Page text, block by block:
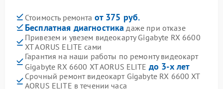
Стоимость ремонта от 375 руб.
Бесплатная диагностика даже при отказе
Привезем и увезем видеокарту Gigabyte RX 6600
XT AORUS ELITE сами
Гарантия на наши работы по ремонту видеокарт
Gigabyte RX 6600 XT AORUS ELITE до 3-х лет
Срочный ремонт видеокарт Gigabyte RX 6600 XT
AORUS ELITE в течении часа